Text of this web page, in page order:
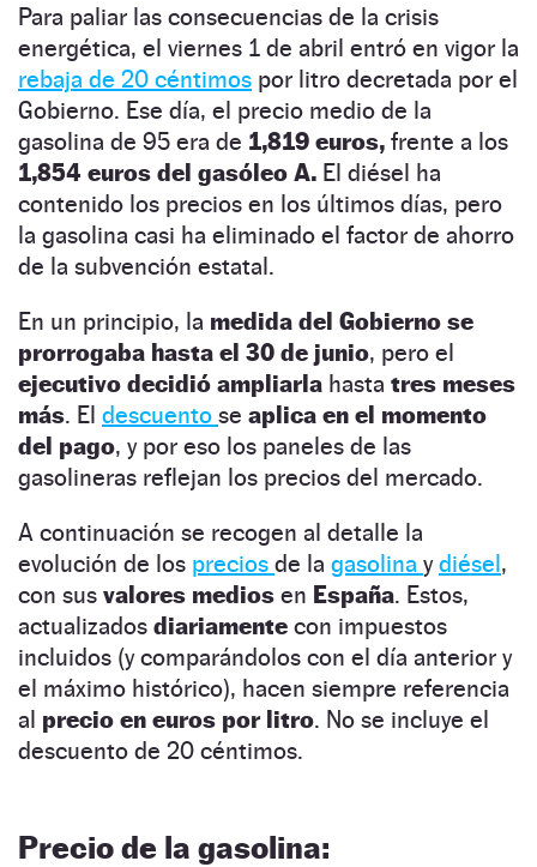
Para paliar las consecuencias de la crisis
energética, el viernes 1 de abril entró en vigor la
rebaja de 20 céntimos por litro decretada por el
Gobierno. Ese día, el precio medio de la
gasolina de 95 era de 1,819 euros, frente a los
1,854 euros del gasóleo A. El diésel ha
contenido los precios en los últimos días, pero
la gasolina casi ha eliminado el factor de ahorro
de la subvención estatal.
En un principio, la medida del Gobierno se
prorrogaba hasta el 30 de junio, pero el
ejecutivo decidió ampliarla hasta tres meses
más. El descuento se aplica en el momento
del pago, y por eso los paneles de las
gasolineras reflejan los precios del mercado.
A continuación se recogen al detalle la
evolución de los precios de la gasolina ydiésel,
con sus valores medios en España. Estos,
actualizados diariamente con impuestos
incluidos (y comparándolos con el día anterior y
el máximo histórico), hacen siempre referencia
al precio en euros por litro. No se incluye el
descuento de 20 céntimos.
Precio de la gasolina: